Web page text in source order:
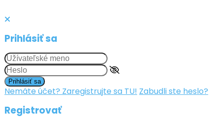
Prihlásiť sa
Prihlásiť sa
Nemáte účet? Zaregistrujte sa TU! Zabudli ste heslo?
Registrovať